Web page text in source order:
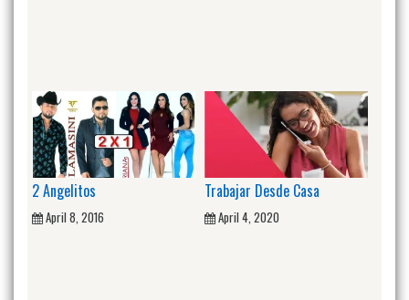
2 Angelitos
April 8, 2016
Trabajar Desde Casa
April 4, 2020